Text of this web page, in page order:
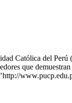
Católica del
que